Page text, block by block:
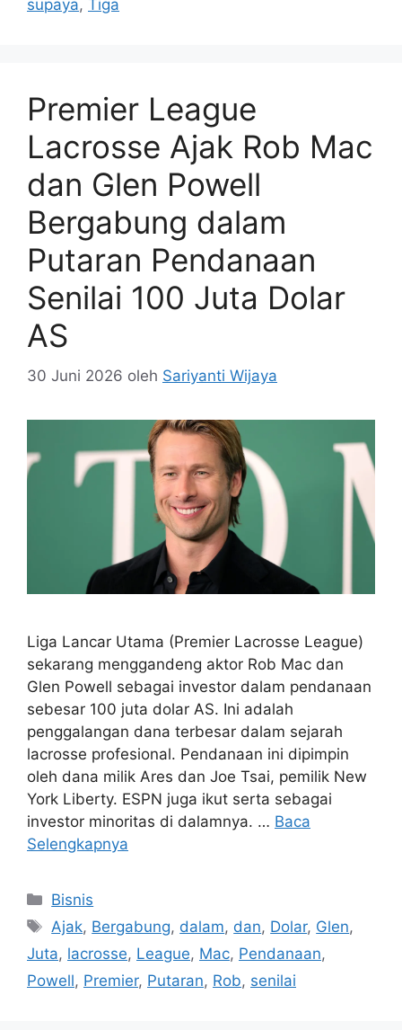
supaya, Tiga
Premier League
Lacrosse Ajak Rob Mac
dan Glen Powell
Bergabung dalam
Putaran Pendanaan
Senilai 100 Juta Dolar
AS
30 Juni 2026 oleh Sariyanti Wijaya
Liga Lancar Utama (Premier Lacrosse League)
sekarang menggandeng aktor Rob Mac dan
Glen Powell sebagai investor dalam pendanaan
sebesar 100 juta dolar AS. Ini adalah
penggalangan dana terbesar dalam sejarah
lacrosse profesional. Pendanaan ini dipimpin
oleh dana milik Ares dan Joe Tsai, pemilik New
York Liberty. ESPN juga ikut serta sebagai
investor minoritas di dalamnya. … Baca
Selengkapnya
Kategori
Bisnis
Tag
Ajak, Bergabung, dalam, dan, Dolar, Glen,
Juta, lacrosse, League, Mac, Pendanaan,
Powell, Premier, Putaran, Rob, senilai